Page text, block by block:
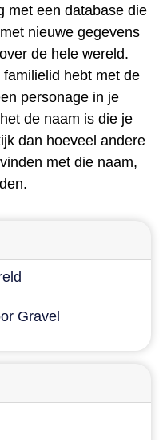
met een database die
nieuwe gegevens
de hele wereld.
hebt met de
personage in je
de naam is die je
dan hoeveel andere
met die naam,
Gravel